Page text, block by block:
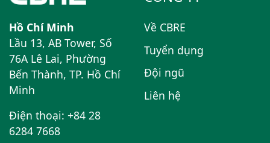
Hồ Chí Minh
Lầu 13, AB Tower, Số
76A Lê Lai, Phường
Bến Thành, TP. Hồ Chí
Minh
Điện thoại: +84 28
6284 7668
Về CBRE
Tuyển dụng
Đội ngũ
Liên hệ